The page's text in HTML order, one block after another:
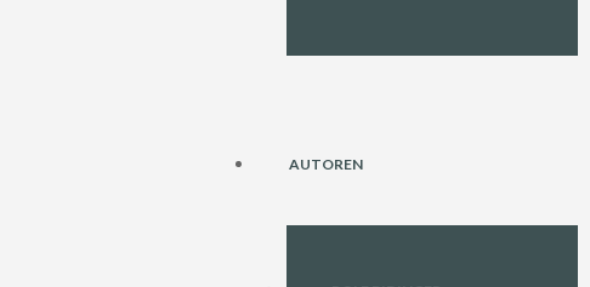
AUTOREN